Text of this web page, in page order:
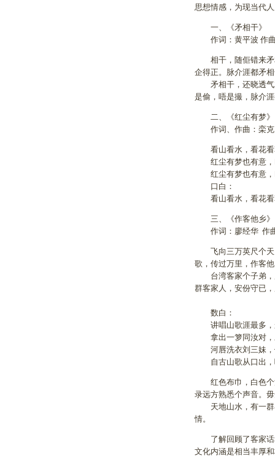
思想情感，为现当代
一、《矛相干》
作词：黄平波 作
相干，随佢错来矛
企得正。脉介涯都矛
矛相干，还晓透气
是偷，唔是撮，脉介
二、《红尘有梦》
作词、作曲：栾克
看山看水，看花看
红尘有梦也有意，
红尘有梦也有意，
口白：
看山看水，看花看
三、《作客他乡》
作词：廖经华 作
飞向三万英尺个天
歌，传过万里，作客
台湾客家个子弟，
群客家人，安份守已
数白：
讲唱山歌涯最多，
拿出一箩同汝对，
河唇洗衣刘三妹，
自古山歌从口出，
红色布巾，白色个
录远方熟悉个声音。
天地山水，有一群
情。
了解回顾了客家话
文化内涵是相当丰厚